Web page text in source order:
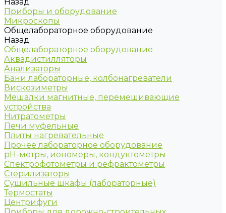
Приборы и оборудование
Микроскопы
Общелабораторное оборудование
Назад
Общелабораторное оборудование
Аквадистилляторы
Анализаторы
Бани лабораторные, колбонагреватели
Вискозиметры
Мешалки магнитные, перемешивающие
устройства
Нитратометры
Печи муфельные
Плиты нагревательные
Прочее лабораторное оборудование
рН-метры, иономеры, кондуктометры
Спектрофотометры и рефрактометры
Стерилизаторы
Сушильные шкафы (лабораторные)
Термостаты
Центрифуги